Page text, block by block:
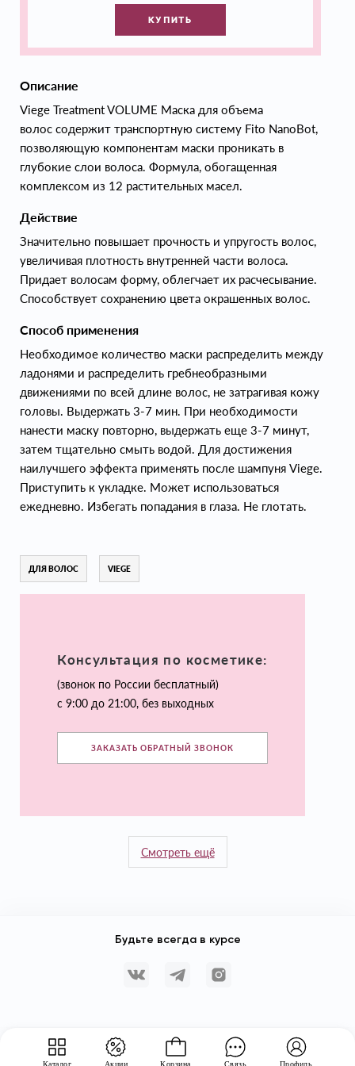
Каталог Акции Корзина Связь Профиль
КУПИТЬ
Описание
Viege Treatment VOLUME Маска для объема
волос содержит транспортную систему Fito NanoBot,
позволяющую компонентам маски проникать в
глубокие слои волоса. Формула, обогащенная
комплексом из 12 растительных масел.
Действие
Значительно повышает прочность и упругость волос,
увеличивая плотность внутренней части волоса.
Придает волосам форму, облегчает их расчесывание.
Способствует сохранению цвета окрашенных волос.
Способ применения
Необходимое количество маски распределить между
ладонями и распределить гребнеобразными
движениями по всей длине волос, не затрагивая кожу
головы. Выдержать 3-7 мин. При необходимости
нанести маску повторно, выдержать еще 3-7 минут,
затем тщательно смыть водой. Для достижения
наилучшего эффекта применять после шампуня Viege.
Приступить к укладке. Может использоваться
ежедневно. Избегать попадания в глаза. Не глотать.
ДЛЯ ВОЛОС VIEGE
Консультация по косметике:
(звонок по России бесплатный)
с 9:00 до 21:00, без выходных
ЗАКАЗАТЬ ОБРАТНЫЙ ЗВОНОК
Смотреть ещё
Будьте всегда в курсе